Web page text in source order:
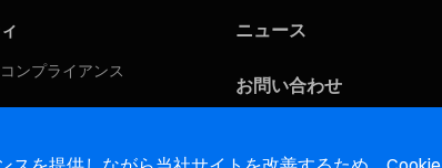
ンプライアンス
ニュース
お問い合わせ